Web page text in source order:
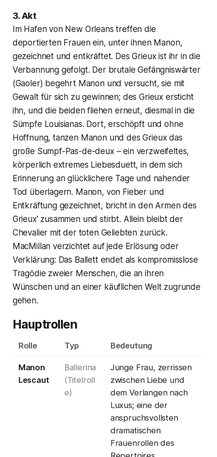
3. Akt
Im Hafen von New Orleans treffen die
deportierten Frauen ein, unter ihnen Manon,
gezeichnet und entkräftet. Des Grieux ist ihr in die
Verbannung gefolgt. Der brutale Gefängniswärter
(Gaoler) begehrt Manon und versucht, sie mit
Gewalt für sich zu gewinnen; des Grieux ersticht
ihn, und die beiden fliehen erneut, diesmal in die
Sümpfe Louisianas. Dort, erschöpft und ohne
Hoffnung, tanzen Manon und des Grieux das
große Sumpf-Pas-de-deux – ein verzweifeltes,
körperlich extremes Liebesduett, in dem sich
Erinnerung an glücklichere Tage und nahender
Tod überlagern. Manon, von Fieber und
Entkräftung gezeichnet, bricht in den Armen des
Grieux’ zusammen und stirbt. Allein bleibt der
Chevalier mit der toten Geliebten zurück.
MacMillan verzichtet auf jede Erlösung oder
Verklärung: Das Ballett endet als kompromisslose
Tragödie zweier Menschen, die an ihren
Wünschen und an einer käuflichen Welt zugrunde
gehen.
Hauptrollen
Rolle Typ Bedeutung
Manon
Lescaut
Ballerina
(Titelroll
e)
Junge Frau, zerrissen
zwischen Liebe und
dem Verlangen nach
Luxus; eine der
anspruchsvollsten
dramatischen
Frauenrollen des